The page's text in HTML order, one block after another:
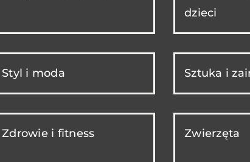
dzieci
Styl i moda Sztuka i
Zdrowie i fitness Zwierzęta